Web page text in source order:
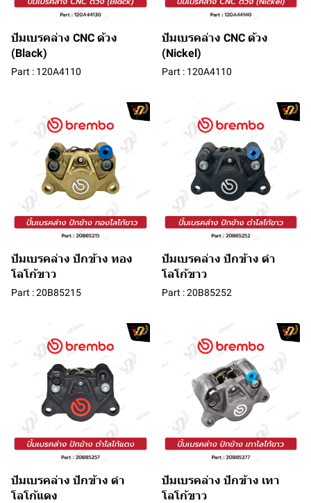
ปัมเบรคล่าง CNC ด้วง
(Black)
Part : 120A4110
ปัมเบรคล่าง CNC ด้วง
(Nickel)
Part : 120A4110
ปัมเบรคล่าง ปักข้าง ทอง
โลโก้ขาว
Part : 20B85215
ปัมเบรคล่าง ปักข้าง ดำ
โลโก้ขาว
Part : 20B85252
ปัมเบรคล่าง ปักข้าง ดำ
โลโก้แดง
ปัมเบรคล่าง ปักข้าง เทา
โลโก้ขาว